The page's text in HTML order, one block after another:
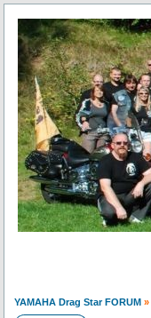
YAMAHA Drag Star FORUM »